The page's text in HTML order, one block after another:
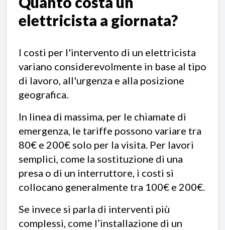
elettricista a giornata?
I costi per l'intervento di un elettricista
variano considerevolmente in base al tipo
di lavoro, all'urgenza e alla posizione
geografica.
In linea di massima, per le chiamate di
emergenza, le tariffe possono variare tra
80€ e 200€ solo per la visita. Per lavori
semplici, come la sostituzione di una
presa o di un interruttore, i costi si
collocano generalmente tra 100€ e 200€.
Se invece si parla di interventi più
complessi, come l’installazione di un